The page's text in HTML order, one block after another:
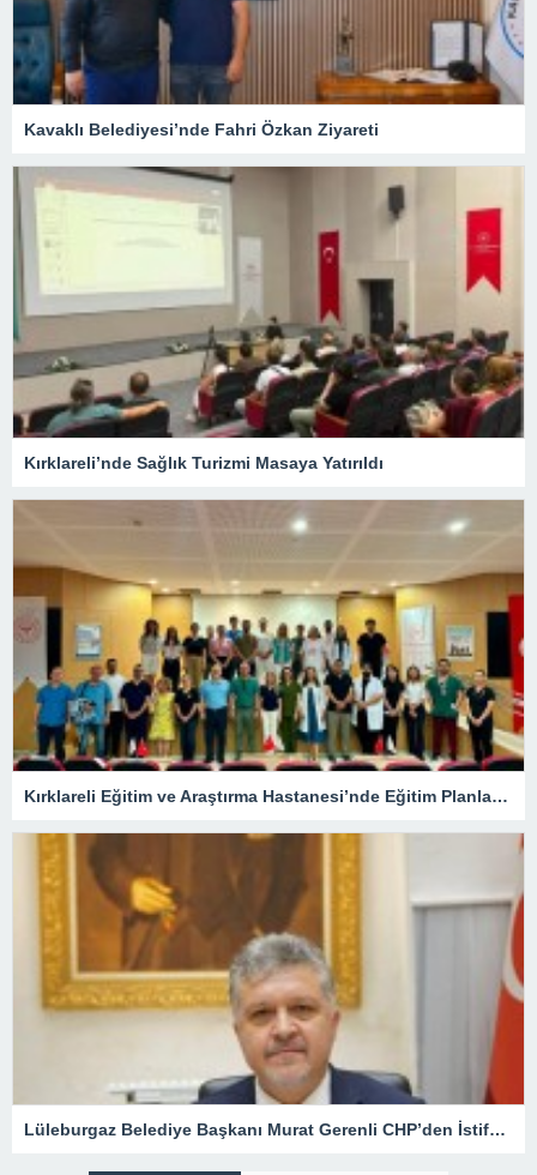
Kavaklı Belediyesi’nde Fahri Özkan Ziyareti
Kırklareli’nde Sağlık Turizmi Masaya Yatırıldı
Kırklareli Eğitim ve Araştırma Hastanesi’nde Eğitim Planlaması Masaya Yatırıldı
Lüleburgaz Belediye Başkanı Murat Gerenli CHP’den İstifa Etti